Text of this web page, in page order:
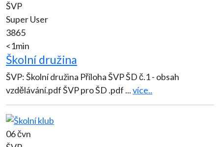
ŠVP
Super User
3865
<1min
Školní družina
ŠVP: Školní družina Příloha ŠVP ŠD č.1 - obsah
vzdělávání.pdf ŠVP pro ŠD .pdf ...více..
06 čvn